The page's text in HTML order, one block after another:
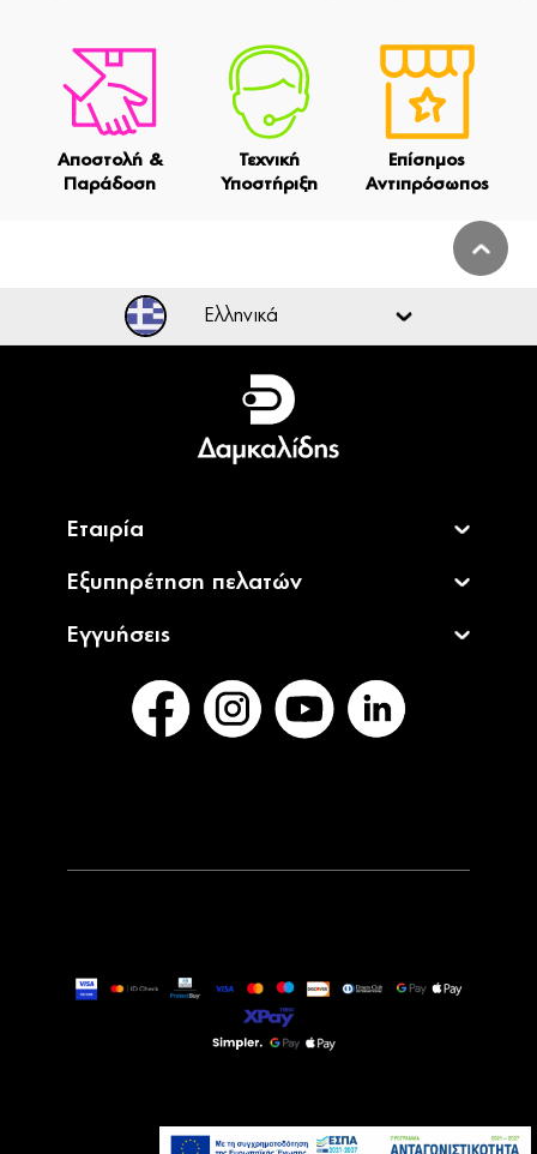
Αποστολή &
Παράδοση
Τεχνική
Υποστήριξη
Επίσημος
Αντιπρόσωπος
Ελληνικά
Ελληνικά
English
Εταιρία
Εξυπηρέτηση πελατών
Εγγυήσεις